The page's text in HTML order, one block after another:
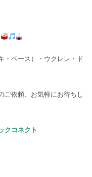
・ベース）・ウクレレ・ド
ご依頼、お気軽にお待ちし
クコネクト